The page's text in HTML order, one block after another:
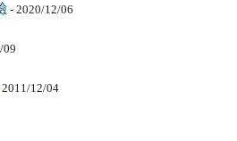
- 2020/12/06
09
12/04